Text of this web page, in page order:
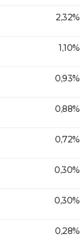
2,32%
1,10%
0,93%
0,88%
0,72%
0,30%
0,30%
0,28%